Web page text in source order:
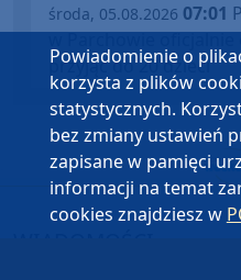
środa, 05.08.2026 07:01
w Parchowie
przyjąć do 20 dzieci
Powiadomienie o
korzysta z plików
statystycznych.
bez zmiany ustawień
zapisane w pamięci
informacji na temat
cookies znajdziesz w